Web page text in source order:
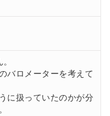
バロメーターを考えて
に扱っていたのかが分